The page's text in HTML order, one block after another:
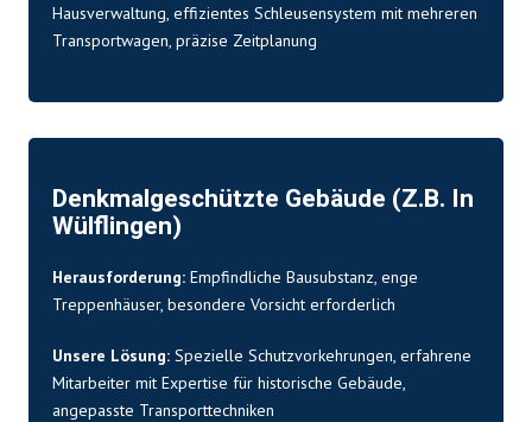
Hausverwaltung, effizientes Schleusensystem mit mehreren
Transportwagen, präzise Zeitplanung
Denkmalgeschützte Gebäude (z.B. In
Wülflingen)
Herausforderung: Empfindliche Bausubstanz, enge
Treppenhäuser, besondere Vorsicht erforderlich
Unsere Lösung: Spezielle Schutzvorkehrungen, erfahrene
Mitarbeiter mit Expertise für historische Gebäude,
angepasste Transporttechniken